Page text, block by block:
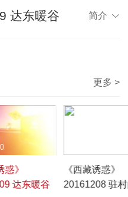
达东暖谷 简介
更多 >
惑》
达东暖谷
《西藏诱惑》
20161208 驻